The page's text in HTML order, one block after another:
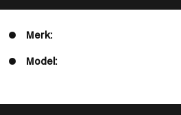
Merk:
Model: